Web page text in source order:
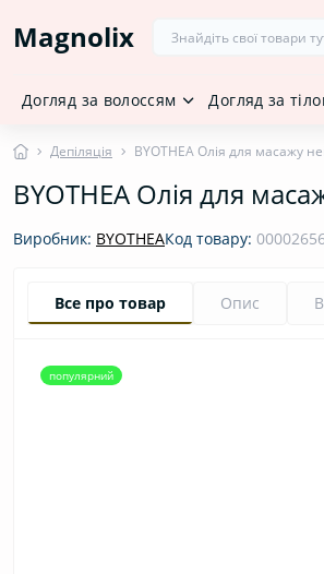
Magnolix
Догляд за волоссям Догляд за
Депіляція BYOTHEA Олія для масажу
BYOTHEA Олія для
Виробник: BYOTHEAКод товару:
Все про товар Опис
популярний